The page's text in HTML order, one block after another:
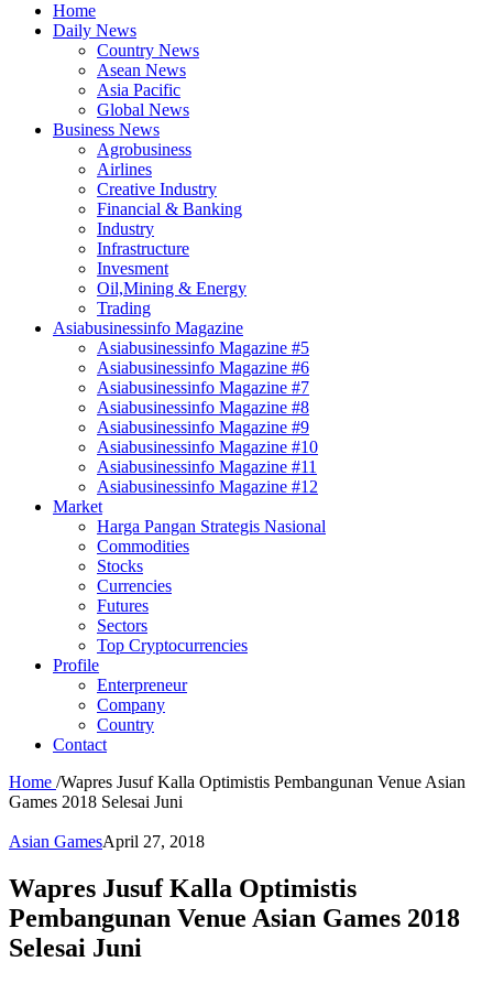
Home
Daily News
Country News
Asean News
Asia Pacific
Global News
Business News
Agrobusiness
Airlines
Creative Industry
Financial & Banking
Industry
Infrastructure
Invesment
Oil,Mining & Energy
Trading
Asiabusinessinfo Magazine
Asiabusinessinfo Magazine #5
Asiabusinessinfo Magazine #6
Asiabusinessinfo Magazine #7
Asiabusinessinfo Magazine #8
Asiabusinessinfo Magazine #9
Asiabusinessinfo Magazine #10
Asiabusinessinfo Magazine #11
Asiabusinessinfo Magazine #12
Market
Harga Pangan Strategis Nasional
Commodities
Stocks
Currencies
Futures
Sectors
Top Cryptocurrencies
Profile
Enterpreneur
Company
Country
Contact
Home /Wapres Jusuf Kalla Optimistis Pembangunan Venue Asian
Games 2018 Selesai Juni
Asian GamesApril 27, 2018
Wapres Jusuf Kalla Optimistis
Pembangunan Venue Asian Games 2018
Selesai Juni